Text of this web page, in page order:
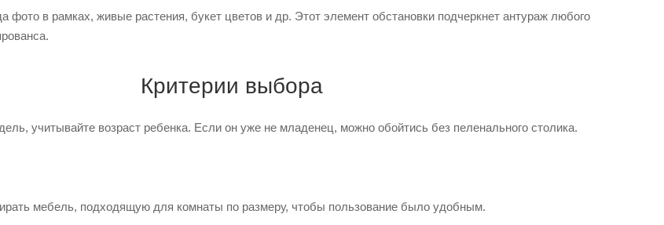
фото в рамках, живые растения, букет цветов и др. Этот элемент обстановки подчеркнет антураж любого
Критерии выбора
учитывайте возраст ребенка. Если он уже не младенец, можно обойтись без пеленального столика.
мебель, подходящую для комнаты по размеру, чтобы пользование было удобным.